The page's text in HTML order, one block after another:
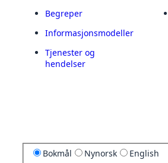
Begreper
Informasjonsmodeller
Tjenester og
hendelser
Bokmål Nynorsk English